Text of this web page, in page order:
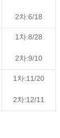
2차:6/18
1차:8/28
2차:9/10
1차:11/20
2차:12/11